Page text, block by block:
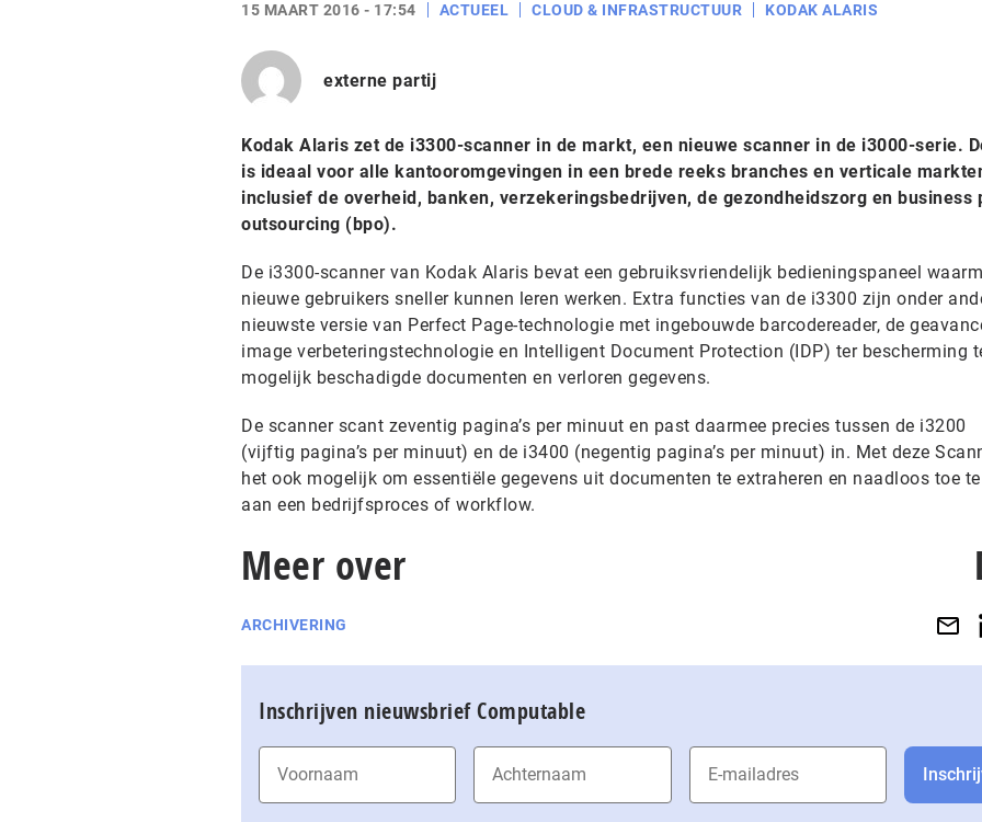
15 MAART 2016 - 17:54 ACTUEEL CLOUD & INFRASTRUCTUUR KODAK ALARIS
externe partij
Kodak Alaris zet de i3300-scanner in de markt, een nieuwe scanner in de i3000-serie.
is ideaal voor alle kantooromgevingen in een brede reeks branches en verticale
inclusief de overheid, banken, verzekeringsbedrijven, de gezondheidszorg en business
outsourcing (bpo).
De i3300-scanner van Kodak Alaris bevat een gebruiksvriendelijk bedieningspaneel
nieuwe gebruikers sneller kunnen leren werken. Extra functies van de i3300 zijn onder
nieuwste versie van Perfect Page-technologie met ingebouwde barcodereader, de
image verbeteringstechnologie en Intelligent Document Protection (IDP) ter bescherming
mogelijk beschadigde documenten en verloren gegevens.
De scanner scant zeventig pagina’s per minuut en past daarmee precies tussen de i3200
(vijftig pagina’s per minuut) en de i3400 (negentig pagina’s per minuut) in. Met deze
het ook mogelijk om essentiële gegevens uit documenten te extraheren en naadloos toe
aan een bedrijfsproces of workflow.
Meer over
ARCHIVERING
Inschrijven nieuwsbrief Computable